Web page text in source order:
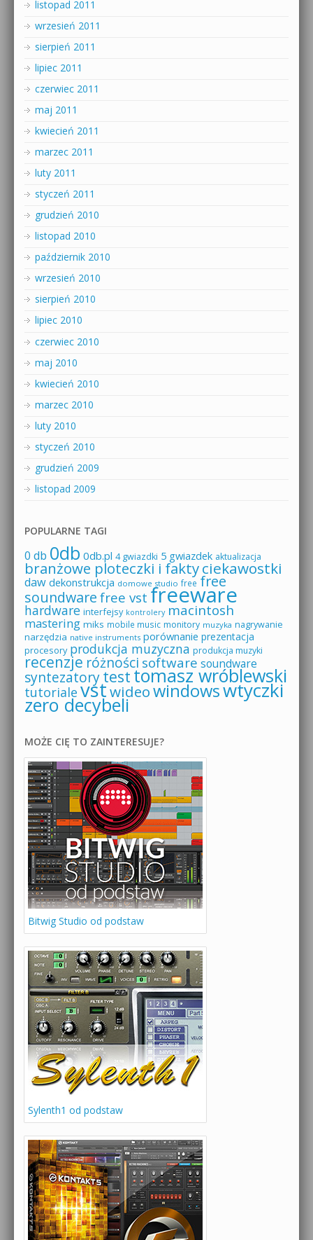
listopad 2011
wrzesień 2011
sierpień 2011
lipiec 2011
czerwiec 2011
maj 2011
kwiecień 2011
marzec 2011
luty 2011
styczeń 2011
grudzień 2010
listopad 2010
październik 2010
wrzesień 2010
sierpień 2010
lipiec 2010
czerwiec 2010
maj 2010
kwiecień 2010
marzec 2010
luty 2010
styczeń 2010
grudzień 2009
listopad 2009
POPULARNE TAGI
0 db 0db 0db.pl 4 gwiazdki 5 gwiazdek aktualizacja
branżowe ploteczki i faktyciekawostki
daw dekonstrukcja domowe studio free free
soundware free vst freeware
hardware interfejsy kontrolery macintosh
mastering miks mobile music monitory muzyka nagrywanie
narzędzia native instruments porównanie prezentacja
procesory produkcja muzyczna produkcja muzyki
recenzje różności software soundware
syntezatorytesttomasz wróblewski
tutoriale vstwideowindowswtyczki
zero decybeli
MOŻE CIĘ TO ZAINTERESUJE?
Bitwig Studio od podstaw
Sylenth1 od podstaw